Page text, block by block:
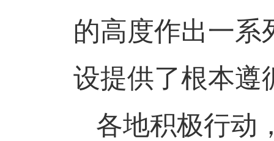
的高度作出一系
设提供了根本遵
各地积极行动